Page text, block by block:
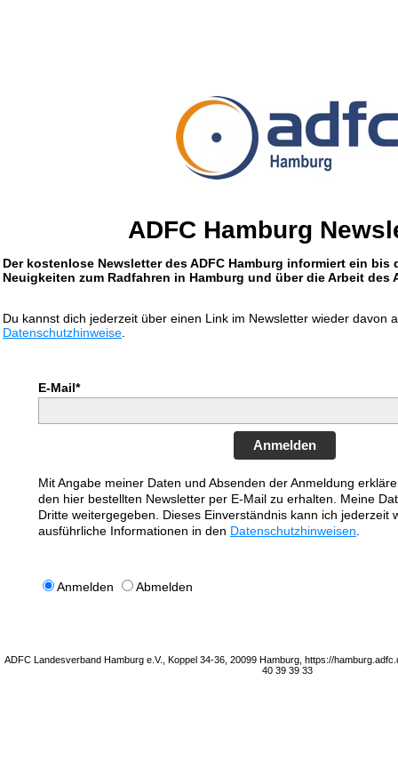
ADFC Hamburg
Der kostenlose Newsletter des ADFC Hamburg informiert ein bis
Neuigkeiten zum Radfahren in Hamburg und über die Arbeit des
Du kannst dich jederzeit über einen Link im Newsletter wieder davon
Datenschutzhinweise
E-Mail*
Anmelden
Mit Angabe meiner Daten und Absenden der Anmeldung
den hier bestellten Newsletter per E-Mail zu erhalten. Meine
Dritte weitergegeben. Dieses Einverständnis kann ich jederzeit
ausführliche Informationen in den Datenschutzhinweisen
Anmelden Abmelden
ADFC Landesverband Hamburg e.V., Koppel 34-36, 20099 Hamburg, https://
40 39 39 33